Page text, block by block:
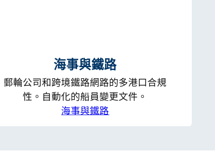
海事與鐵路
郵輪公司和跨境鐵路網路的多港口合規
性。自動化的船員變更文件。
海事與鐵路